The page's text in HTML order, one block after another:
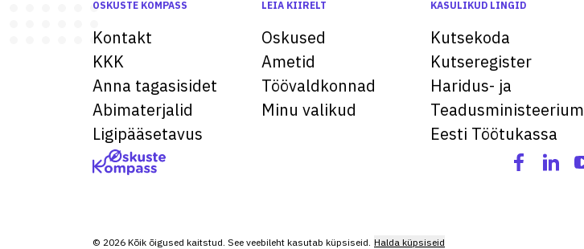
OSKUSTE KOMPASS
Kontakt
KKK
Anna tagasisidet
Abimaterjalid
Ligipääsetavus
LEIA KIIRELT
Oskused
Ametid
Töövaldkonnad
Minu valikud
KASULIKUD LINGID
Kutsekoda
Kutseregister
Haridus- ja
Teadusministeerium
Eesti Töötukassa
© 2026 Kõik õigused kaitstud. See veebileht kasutab küpsiseid. Halda küpsiseid